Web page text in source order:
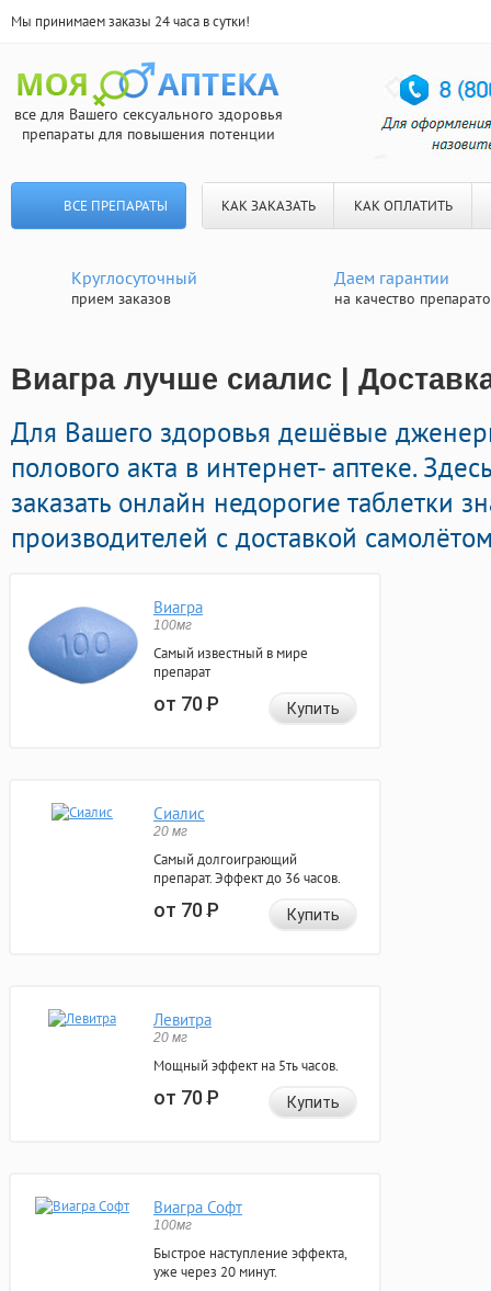
Мы принимаем заказы 24 часа в сутки!
все для Вашего сексуального здоровья
препараты для повышения потенции
ВСЕ ПРЕПАРАТЫ КАК ЗАКАЗАТЬ КАК ОПЛАТИТЬ
Круглосуточный
прием заказов
Даем гарантии
на качество
Виагра лучше сиалис |
Для Вашего здоровья дешёвые
полового акта в интернет- аптеке.
заказать онлайн недорогие таблетки
производителей с доставкой
Виагра
100мг
Самый известный в мире
препарат
от 70Р Купить
Сиалис
20 мг
Самый долгоиграющий
препарат. Эффект до 36 часов.
от 70Р Купить
Левитра
20 мг
Мощный эффект на 5ть часов.
от 70Р Купить
Виагра Софт
100мг
Быстрое наступление эффекта,
уже через 20 минут.